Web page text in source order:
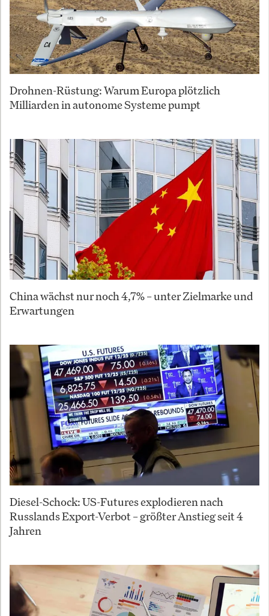
Drohnen-Rüstung: Warum Europa plötzlich
Milliarden in autonome Systeme pumpt
China wächst nur noch 4,7% – unter Zielmarke und
Erwartungen
Diesel-Schock: US-Futures explodieren nach
Russlands Export-Verbot – größter Anstieg seit 4
Jahren